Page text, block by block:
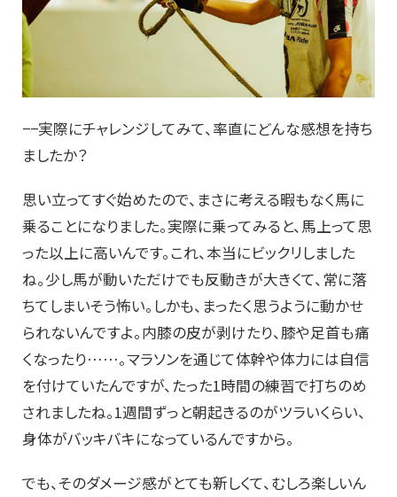
−−実際にチャレンジしてみて、率直にどんな感想を持ち
ましたか？
思い立ってすぐ始めたので、まさに考える暇もなく馬に
乗ることになりました。実際に乗ってみると、馬上って思
った以上に高いんです。これ、本当にビックリしました
ね。少し馬が動いただけでも反動きが大きくて、常に落
ちてしまいそう怖い。しかも、まったく思うように動かせ
られないんですよ。内膝の皮が剥けたり、膝や足首も痛
くなったり……。マラソンを通じて体幹や体力には自信
を付けていたんですが、たった1時間の練習で打ちのめ
されましたね。1週間ずっと朝起きるのがツラいくらい、
身体がバッキバキになっているんですから。
でも、そのダメージ感がとても新しくて、むしろ楽しいん